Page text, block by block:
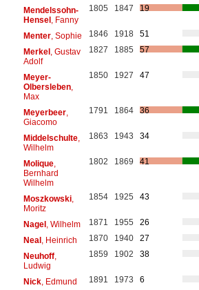
Mendelssohn-
Hensel, Fanny
1805 1847 19
Menter, Sophie 1846 1918
51
Merkel, Gustav
Adolf
1827 1885 57
Meyer-
Olbersleben,
Max
1850 1927 47
Meyerbeer,
Giacomo
1791 1864 36
Middelschulte,
Wilhelm
1863 1943 34
Molique,
Bernhard
Wilhelm
1802 1869 41
Moszkowski,
Moritz
1854 1925 43
Nagel, Wilhelm 1871 1955
26
Neal, Heinrich 1870 1940
27
Neuhoff,
Ludwig
1859 1902 38
Nick, Edmund 1891 1973 6